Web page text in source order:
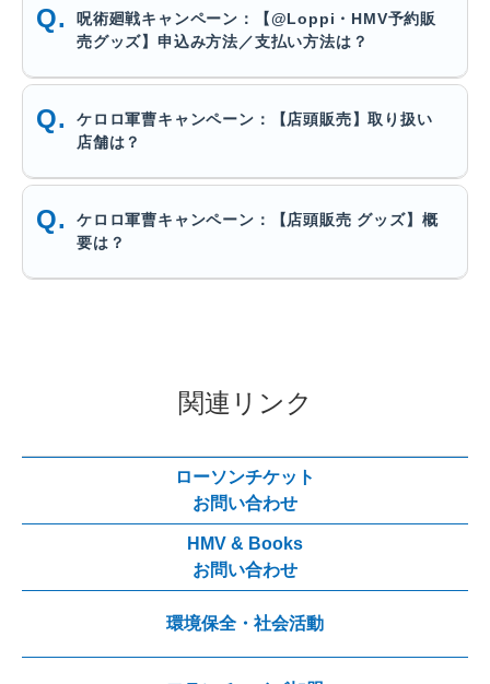
呪術廻戦キャンペーン：【@Loppi・HMV予約販
売グッズ】申込み方法／支払い方法は？
ケロロ軍曹キャンペーン：【店頭販売】取り扱い
店舗は？
ケロロ軍曹キャンペーン：【店頭販売 グッズ】概
要は？
関連リンク
ローソンチケット
お問い合わせ
HMV & Books
お問い合わせ
環境保全・社会活動